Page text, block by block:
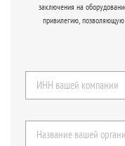
заключения на
привилегию,